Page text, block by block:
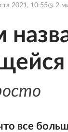
2021, 10:55 2
все